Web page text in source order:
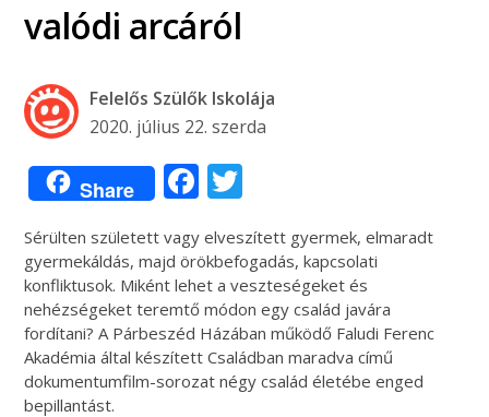
valódi arcáról
Felelős Szülők Iskolája
2020. július 22. szerda
Share Facebook
Sérülten született vagy elveszített gyermek, elmaradt
gyermekáldás, majd örökbefogadás, kapcsolati
konfliktusok. Miként lehet a veszteségeket és
nehézségeket teremtő módon egy család javára
fordítani? A Párbeszéd Házában működő Faludi Ferenc
Akadémia által készített Családban maradva című
dokumentumfilm-sorozat négy család életébe enged
bepillantást.